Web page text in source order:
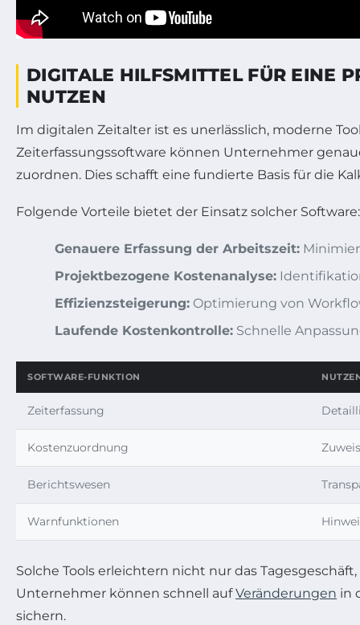
DIGITALE HILFSMITTEL FÜR EINE
NUTZEN
Im digitalen Zeitalter ist es unerlässlich, moderne
Zeiterfassungssoftware können Unternehmer
zuordnen. Dies schafft eine fundierte Basis für die
Folgende Vorteile bietet der Einsatz solcher Software:
Genauere Erfassung der Arbeitszeit:
Projektbezogene Kostenanalyse:
Effizienzsteigerung: Optimierung von
Laufende Kostenkontrolle: Schnelle
SOFTWARE-FUNKTION
Zeiterfassung
Kostenzuordnung
Berichtswesen
Warnfunktionen
Solche Tools erleichtern nicht nur das
Unternehmer können schnell aufVeränderungen in
sichern.